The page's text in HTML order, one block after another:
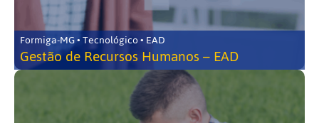
Formiga-MG • Tecnológico • EAD
Gestão de Recursos Humanos – EAD